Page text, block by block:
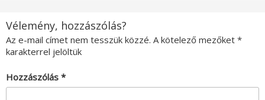
Vélemény, hozzászólás?
Az e-mail címet nem tesszük közzé. A kötelező mezőket *
karakterrel jelöltük
Hozzászólás *